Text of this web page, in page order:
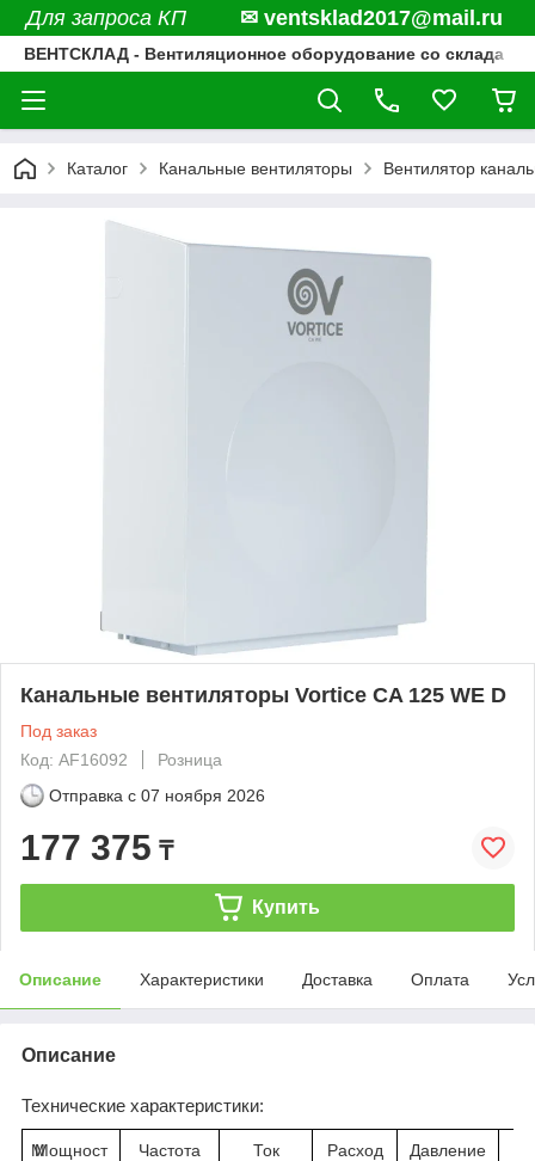
Для запроса КП ✉ ventsklad2017@mail.ru
ВЕНТСКЛАД - Вентиляционное оборудование со склада
Каталог Канальные вентиляторы Вентилятор
Канальные вентиляторы Vortice CA 125 WE D
Под заказ
Код: AF16092
Розница
Отправка с 07 ноября 2026
177 375 ₸
Купить
Описание Характеристики Доставка Оплата
Описание
Технические характеристики:
М
Мощност
Частота
Ток
Расход
Давление